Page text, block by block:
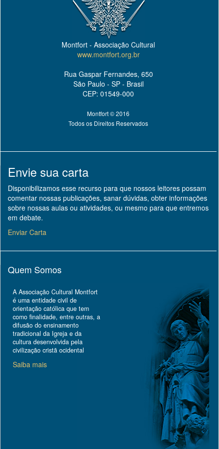
Montfort - Associação Cultural
www.montfort.org.br
Rua Gaspar Fernandes, 650
São Paulo - SP - Brasil
CEP: 01549-000
Montfort © 2016
Todos os Direitos Reservados
Envie sua carta
Disponibilizamos esse recurso para que nossos leitores possam
comentar nossas publicações, sanar dúvidas, obter informações
sobre nossas aulas ou atividades, ou mesmo para que entremos
em debate.
Enviar Carta
Quem Somos
A Associação Cultural Montfort
é uma entidade civil de
orientação católica que tem
como finalidade, entre outras, a
difusão do ensinamento
tradicional da Igreja e da
cultura desenvolvida pela
civilização cristã ocidental
Saiba mais